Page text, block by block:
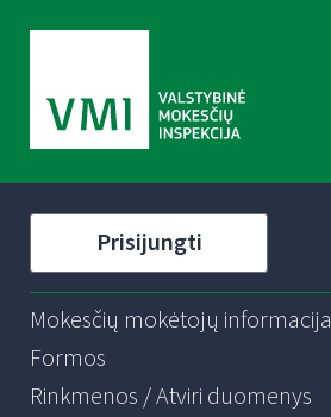
Prisijungti
Mokesčių mokėtojų informacija
Formos
Rinkmenos / Atviri duomenys